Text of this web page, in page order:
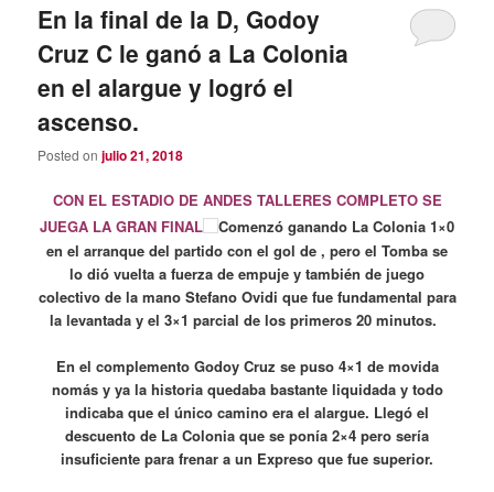
En la final de la D, Godoy
Cruz C le ganó a La Colonia
en el alargue y logró el
ascenso.
Posted onjulio 21, 2018
CON EL ESTADIO DE ANDES TALLERES COMPLETO SE
JUEGA LA GRAN FINAL
Comenzó ganando La Colonia 1×0
en el arranque del partido con el gol de , pero el Tomba se
lo dió vuelta a fuerza de empuje y también de juego
colectivo de la mano Stefano Ovidi que fue fundamental para
la levantada y el 3×1 parcial de los primeros 20 minutos.
En el complemento Godoy Cruz se puso 4×1 de movida
nomás y ya la historia quedaba bastante liquidada y todo
indicaba que el único camino era el alargue. Llegó el
descuento de La Colonia que se ponía 2×4 pero sería
insuficiente para frenar a un Expreso que fue superior.